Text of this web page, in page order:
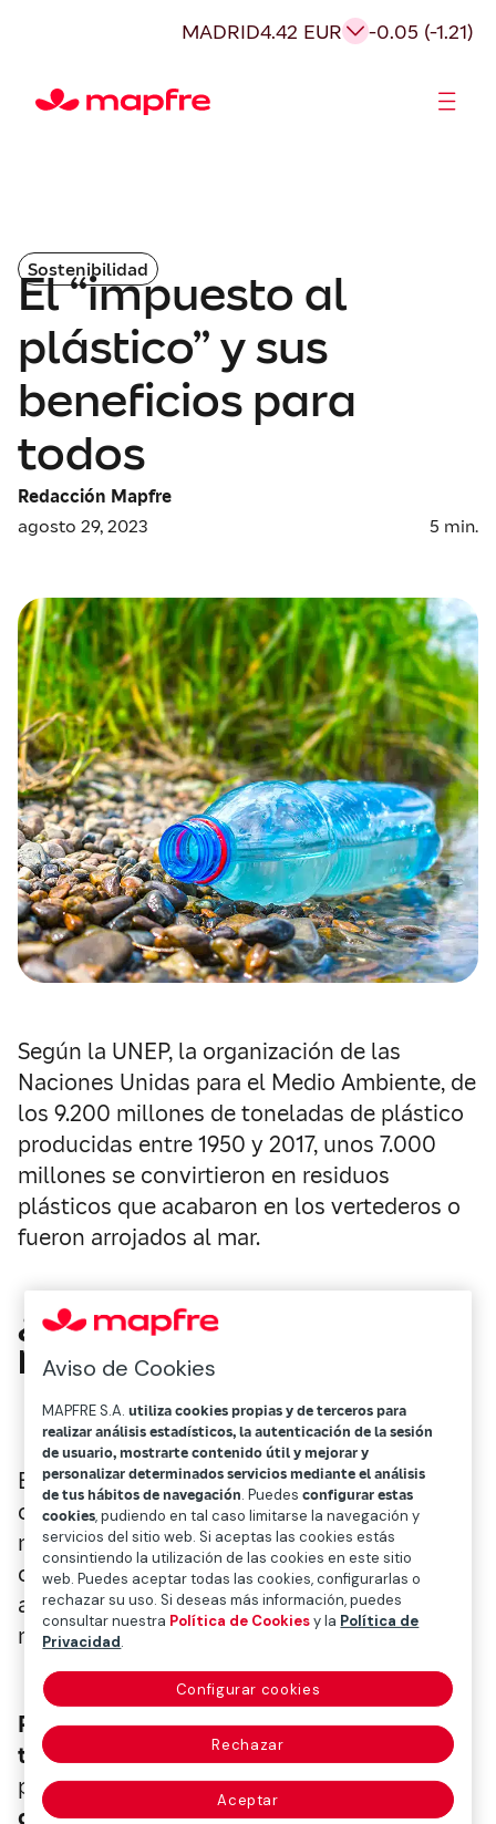
MADRID4.42 EUR -0.05 (-1.21)
Sostenibilidad
El “impuesto al
plástico” y sus
beneficios para
todos
Redacción Mapfre
agosto 29, 2023
5 min.
Según la UNEP, la organización de las
Naciones Unidas para el Medio Ambiente, de
los 9.200 millones de toneladas de plástico
producidas entre 1950 y 2017, unos 7.000
millones se convirtieron en residuos
plásticos que acabaron en los vertederos o
fueron arrojados al mar.
¿Por qué producimos tanto
plástico?
Es un material que, a priori, presenta un
coste muy bajo, una durabilidad y una
manipulación tan sencilla, que se ha
convertido en omnipresente en nuestro día
a día, y es al parecer una solución ideal para
multitud de funciones.
Producimos más de 430 millones de
toneladas de plástico al año.
Pero el mayor
problema es quedos tercios de esa
cantidad son productos de vida cortaque
Aviso de Cookies
MAPFRE S.A.utiliza cookies propias y de terceros para
realizar análisis estadísticos, la autenticación de la sesión
de usuario, mostrarte contenido útil y mejorar y
personalizar determinados servicios mediante el análisis
de tus hábitos de navegación. Puedesconfigurar estas
cookies, pudiendo en tal caso limitarse la navegación y
servicios del sitio web. Si aceptas las cookies estás
consintiendo la utilización de las cookies en este sitio
web. Puedes aceptar todas las cookies, configurarlas o
rechazar su uso. Si deseas más información, puedes
consultar nuestra Política de Cookiesy la Política de
Privacidad.
Configurar cookies
Rechazar
Aceptar